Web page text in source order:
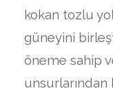
kokan tozlu
güneyini
öneme sahip
unsurlarından